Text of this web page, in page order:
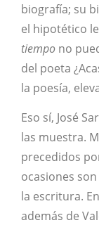
biografía; su
el hipotético
tiempo no
del poeta
la poesía,
Eso sí, José
las muestra.
precedidos
ocasiones
la escritura.
además de